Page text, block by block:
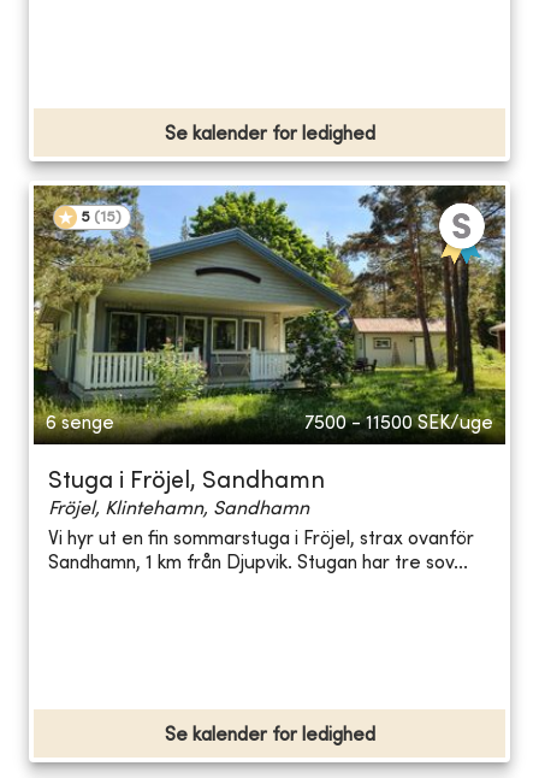
Se kalender for ledighed
5 (15)
6 senge 7500 - 11500 SEK/uge
Stuga i Fröjel, Sandhamn
Fröjel, Klintehamn, Sandhamn
Vi hyr ut en fin sommarstuga i Fröjel, strax ovanför
Sandhamn, 1 km från Djupvik. Stugan har tre sov...
Se kalender for ledighed